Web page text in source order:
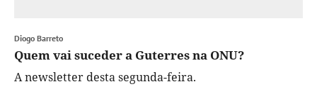
Diogo Barreto
Quem vai suceder a Guterres na ONU?
A newsletter desta segunda-feira.